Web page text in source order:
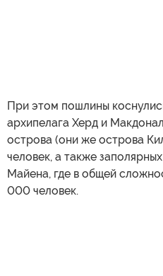
При этом пошлины
архипелага Херд и
острова (они же острова
человек, а также
Майена, где в общей
000 человек.